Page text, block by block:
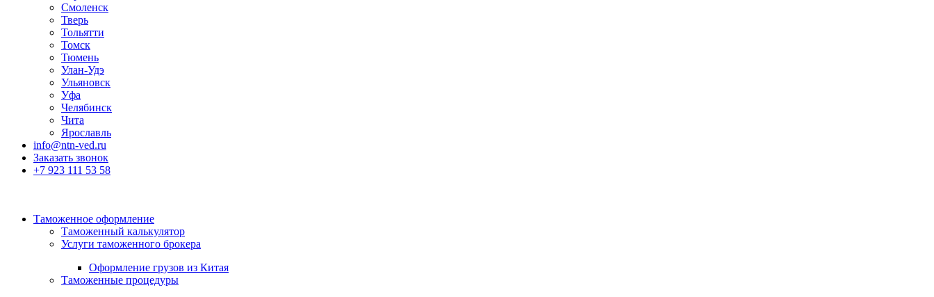
Смоленск
Тверь
Тольятти
Томск
Тюмень
Улан-Удэ
Ульяновск
Уфа
Челябинск
Чита
Ярославль
info@ntn-ved.ru
Заказать звонок
+7 923 111 53 58
Таможенное оформление
Таможенный калькулятор
Услуги таможенного брокера
Оформление грузов из Китая
Таможенные процедуры